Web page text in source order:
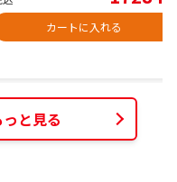
カートに入れる
と見る